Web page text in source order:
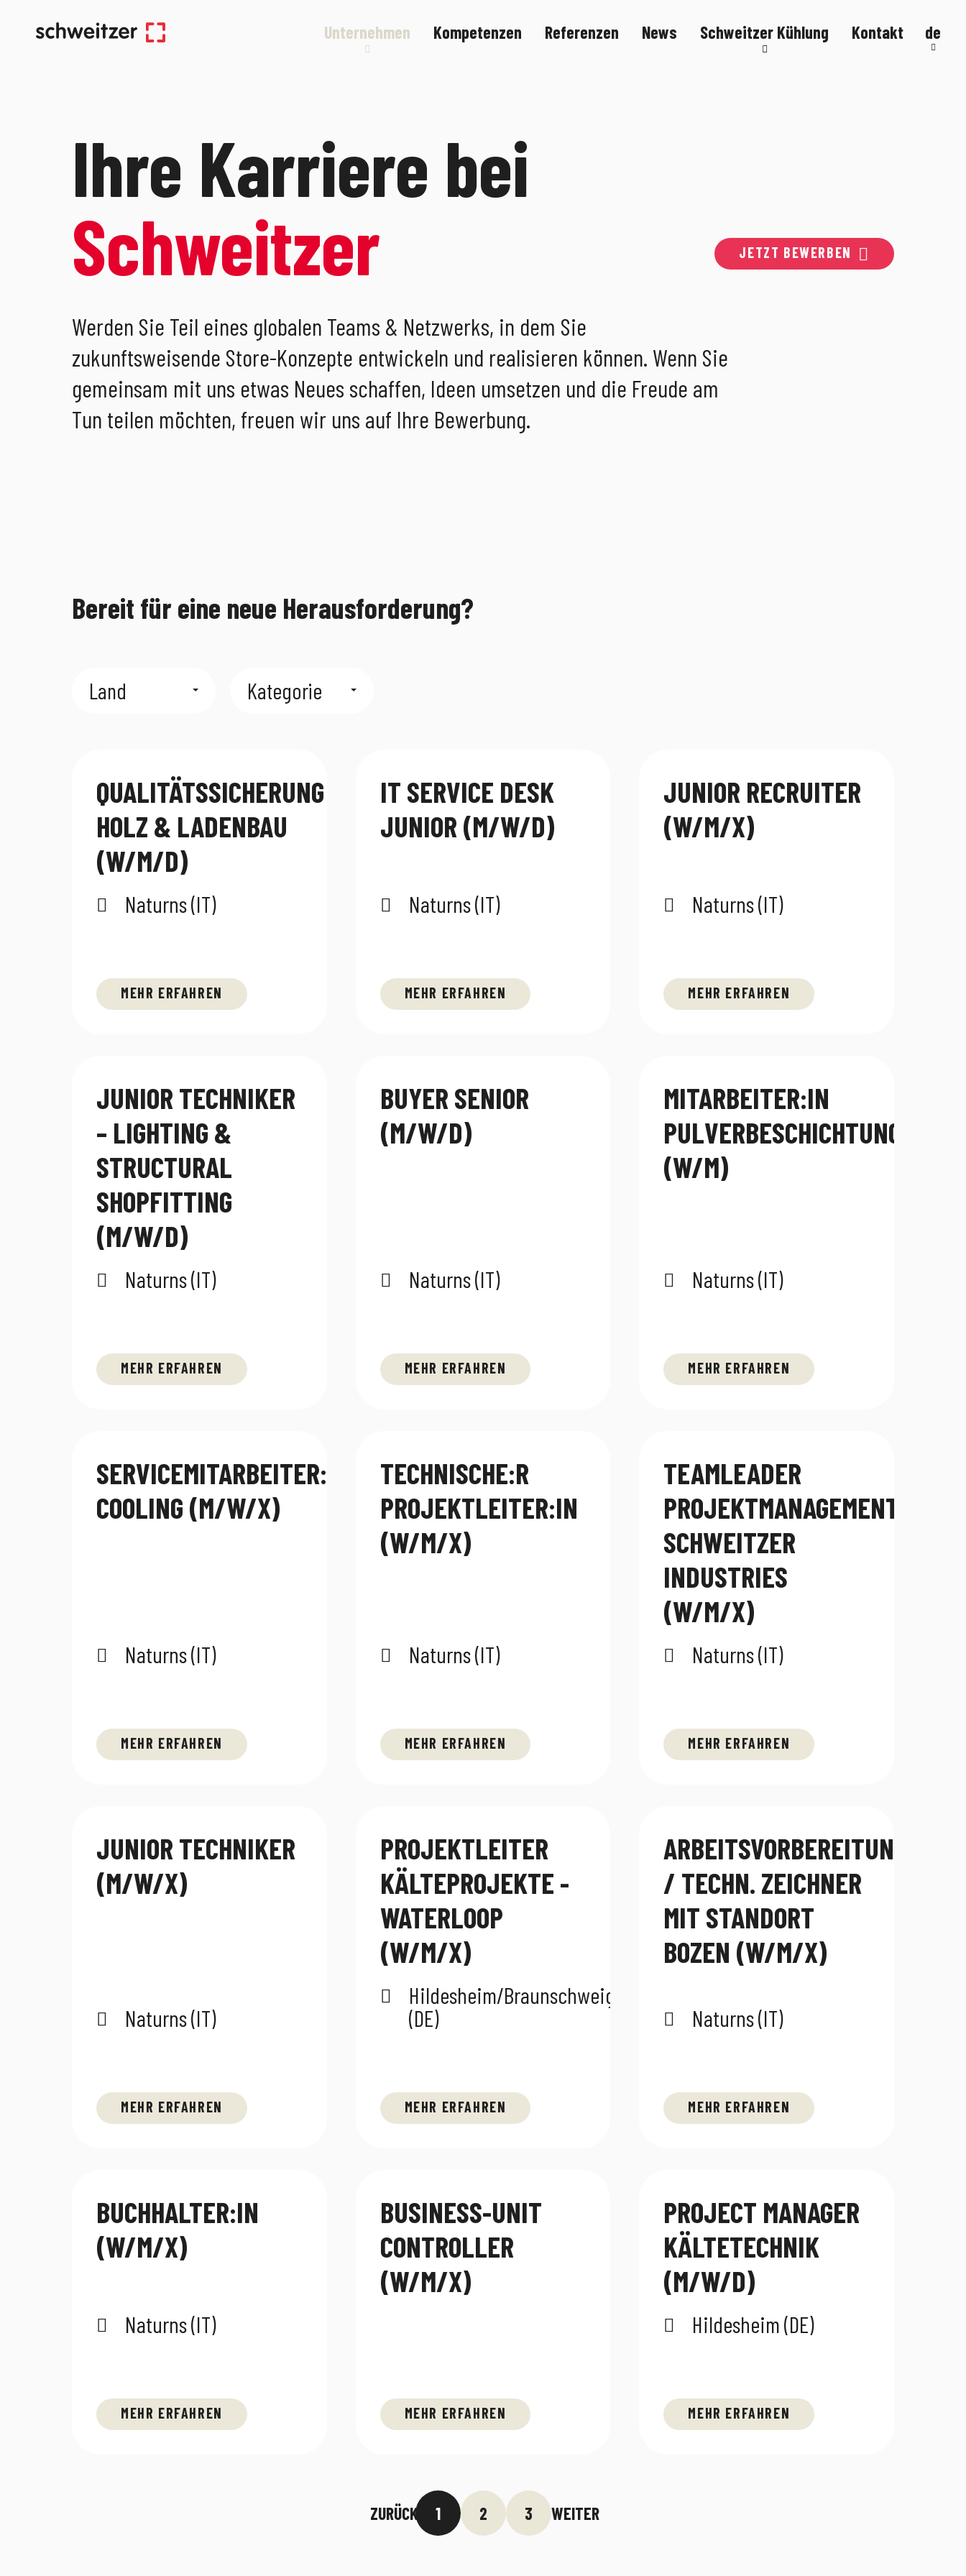
Unternehmen
Kompetenzen Referenzen News
Schweitzer Kühlung
Kontakt de
Ihre Karriere bei
Schweitzer
JETZT BEWERBEN
Werden Sie Teil eines globalen Teams & Netzwerks, in dem Sie
zukunftsweisende Store-Konzepte entwickeln und realisieren können. Wenn Sie
gemeinsam mit uns etwas Neues schaffen, Ideen umsetzen und die Freude am
Tun teilen möchten, freuen wir uns auf Ihre Bewerbung.
Bereit für eine neue Herausforderung?
Land Kategorie
QUALITÄTSSICHERUNG
HOLZ & LADENBAU
(W/M/D)
Naturns (IT)
MEHR ERFAHREN
IT SERVICE DESK
JUNIOR (M/W/D)
Naturns (IT)
MEHR ERFAHREN
JUNIOR RECRUITER
(W/M/X)
Naturns (IT)
MEHR ERFAHREN
JUNIOR TECHNIKER
– LIGHTING &
STRUCTURAL
SHOPFITTING
(M/W/D)
Naturns (IT)
MEHR ERFAHREN
BUYER SENIOR
(M/W/D)
Naturns (IT)
MEHR ERFAHREN
MITARBEITER:IN
PULVERBESCHICHTUNG
(W/M)
Naturns (IT)
MEHR ERFAHREN
SERVICEMITARBEITER:IN
COOLING (M/W/X)
Naturns (IT)
MEHR ERFAHREN
TECHNISCHE:R
PROJEKTLEITER:IN
(W/M/X)
Naturns (IT)
MEHR ERFAHREN
TEAMLEADER
PROJEKTMANAGEMENT
SCHWEITZER
INDUSTRIES
(W/M/X)
Naturns (IT)
MEHR ERFAHREN
JUNIOR TECHNIKER
(M/W/X)
Naturns (IT)
MEHR ERFAHREN
PROJEKTLEITER
KÄLTEPROJEKTE -
WATERLOOP
(W/M/X)
Hildesheim/Braunschweig
(DE)
MEHR ERFAHREN
ARBEITSVORBEREITUNG
/ TECHN. ZEICHNER
MIT STANDORT
BOZEN (W/M/X)
Naturns (IT)
MEHR ERFAHREN
BUCHHALTER:IN
(W/M/X)
Naturns (IT)
MEHR ERFAHREN
BUSINESS-UNIT
CONTROLLER
(W/M/X)
MEHR ERFAHREN
PROJECT MANAGER
KÄLTETECHNIK
(M/W/D)
Hildesheim (DE)
MEHR ERFAHREN
ZURÜCK 1 2 3 WEITER